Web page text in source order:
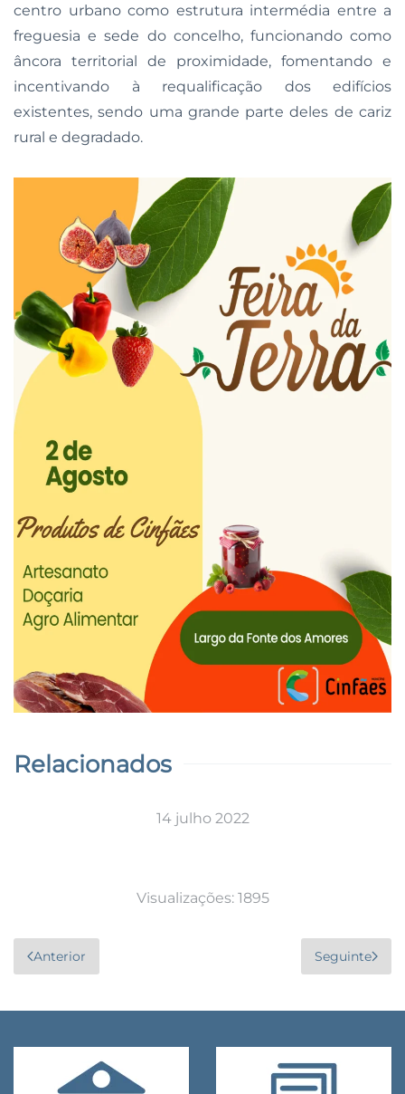
centro urbano como estrutura intermédia entre a
freguesia e sede do concelho, funcionando como
âncora territorial de proximidade, fomentando e
incentivando à requalificação dos edifícios
existentes, sendo uma grande parte deles de cariz
rural e degradado.
Relacionados
14 julho 2022
Visualizações: 1895
Anterior Seguinte